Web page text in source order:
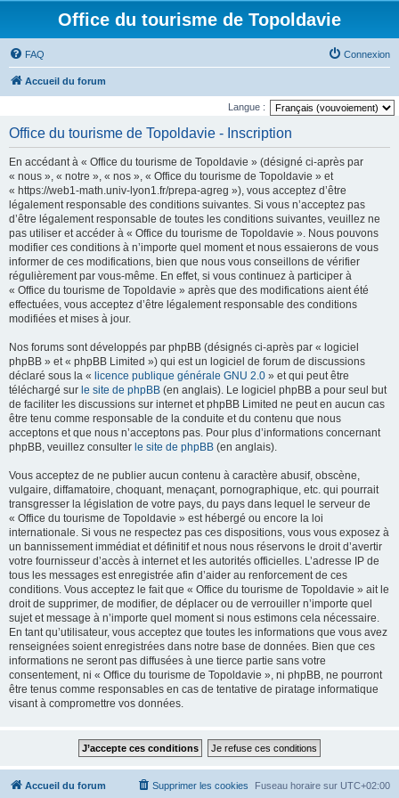
Office du tourisme de Topoldavie
FAQ Connexion
Accueil du forum
Langue :
Office du tourisme de Topoldavie - Inscription
En accédant à « Office du tourisme de Topoldavie » (désigné ci-après par
« nous », « notre », « nos », « Office du tourisme de Topoldavie » et
« https://web1-math.univ-lyon1.fr/prepa-agreg »), vous acceptez d’être
légalement responsable des conditions suivantes. Si vous n’acceptez pas
d’être légalement responsable de toutes les conditions suivantes, veuillez ne
pas utiliser et accéder à « Office du tourisme de Topoldavie ». Nous pouvons
modifier ces conditions à n’importe quel moment et nous essaierons de vous
informer de ces modifications, bien que nous vous conseillons de vérifier
régulièrement par vous-même. En effet, si vous continuez à participer à
« Office du tourisme de Topoldavie » après que des modifications aient été
effectuées, vous acceptez d’être légalement responsable des conditions
modifiées et mises à jour.
Nos forums sont développés par phpBB (désignés ci-après par « logiciel
phpBB » et « phpBB Limited ») qui est un logiciel de forum de discussions
déclaré sous la « licence publique générale GNU 2.0 » et qui peut être
téléchargé sur le site de phpBB (en anglais). Le logiciel phpBB a pour seul but
de faciliter les discussions sur internet et phpBB Limited ne peut en aucun cas
être tenu comme responsable de la conduite et du contenu que nous
acceptons et que nous n’acceptons pas. Pour plus d’informations concernant
phpBB, veuillez consulter le site de phpBB (en anglais).
Vous acceptez de ne publier aucun contenu à caractère abusif, obscène,
vulgaire, diffamatoire, choquant, menaçant, pornographique, etc. qui pourrait
transgresser la législation de votre pays, du pays dans lequel le serveur de
« Office du tourisme de Topoldavie » est hébergé ou encore la loi
internationale. Si vous ne respectez pas ces dispositions, vous vous exposez à
un bannissement immédiat et définitif et nous nous réservons le droit d’avertir
votre fournisseur d’accès à internet et les autorités officielles. L’adresse IP de
tous les messages est enregistrée afin d’aider au renforcement de ces
conditions. Vous acceptez le fait que « Office du tourisme de Topoldavie » ait le
droit de supprimer, de modifier, de déplacer ou de verrouiller n’importe quel
sujet et message à n’importe quel moment si nous estimons cela nécessaire.
En tant qu’utilisateur, vous acceptez que toutes les informations que vous avez
renseignées soient enregistrées dans notre base de données. Bien que ces
informations ne seront pas diffusées à une tierce partie sans votre
consentement, ni « Office du tourisme de Topoldavie », ni phpBB, ne pourront
être tenus comme responsables en cas de tentative de piratage informatique
visant à compromettre vos données.
Accueil du forum Fuseau horaire sur UTC+02:00
Supprimer les cookies